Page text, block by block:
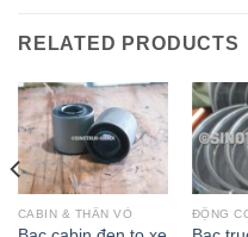
RELATED PRODUCTS
CABIN & THÂN VỎ ĐỘNG